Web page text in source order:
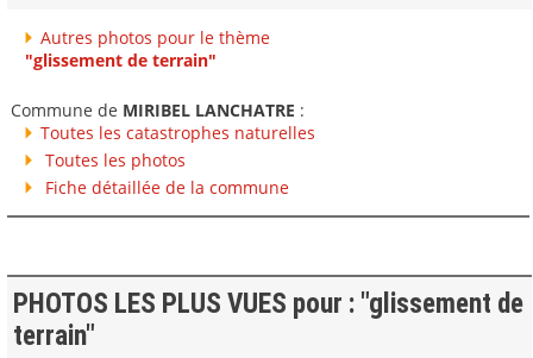
Autres photos pour le thème
"glissement de terrain"
Commune de MIRIBEL LANCHATRE :
Toutes les catastrophes naturelles
Toutes les photos
Fiche détaillée de la commune
PHOTOS LES PLUS VUES pour : "glissement de
terrain"